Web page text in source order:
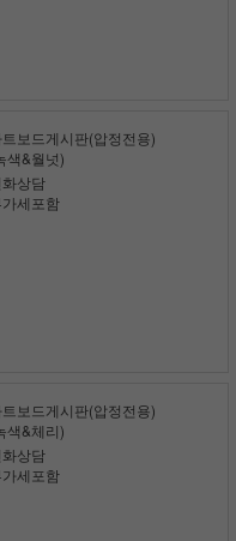
트보드게시판(압정전용)
색&월넛)
화상담
가세포함
트보드게시판(압정전용)
색&체리)
화상담
가세포함